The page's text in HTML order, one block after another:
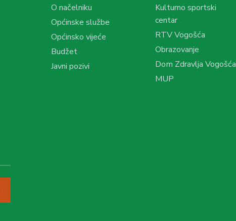
O načelniku
Općinske službe
Općinsko vijeće
Budžet
Javni pozivi
Kulturno sportski
centar
RTV Vogošća
Obrazovanje
Dom Zdravlja Vogošća
MUP